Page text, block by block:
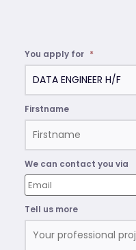
You apply for *
Firstname
We can contact you via
Tell us more